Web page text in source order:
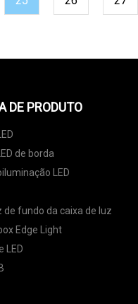
DE PRODUTO
de borda
LED
de fundo da caixa de luz
Edge Light
LED